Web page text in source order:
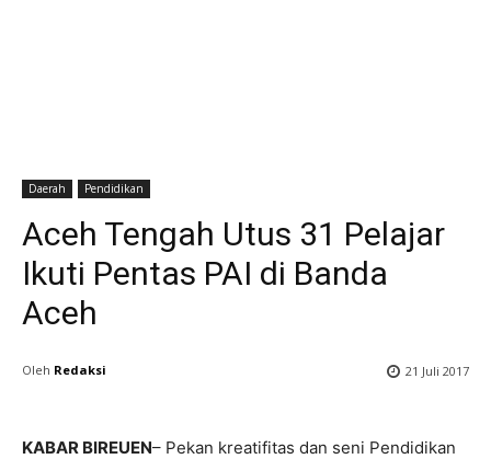
Daerah Pendidikan
Aceh Tengah Utus 31 Pelajar
Ikuti Pentas PAI di Banda
Aceh
Oleh Redaksi 21 Juli 2017
KABAR BIREUEN– Pekan kreatifitas dan seni Pendidikan